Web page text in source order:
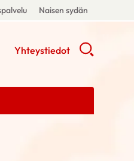
Naisen sydän
Yhteystiedot